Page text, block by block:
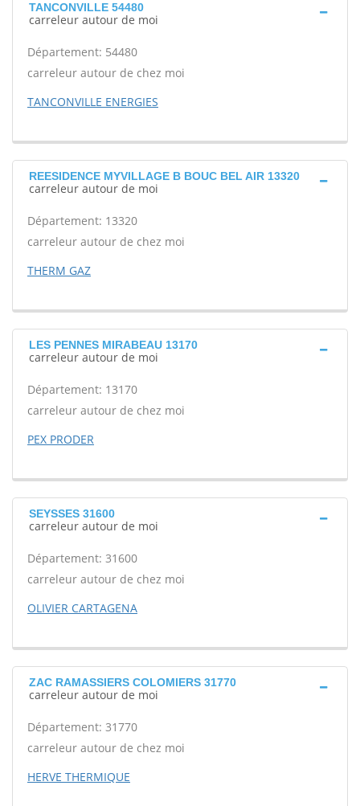
TANCONVILLE 54480
carreleur autour de moi
Département: 54480
carreleur autour de chez moi
TANCONVILLE ENERGIES
REESIDENCE MYVILLAGE B BOUC BEL AIR 13320
carreleur autour de moi
Département: 13320
carreleur autour de chez moi
THERM GAZ
LES PENNES MIRABEAU 13170
carreleur autour de moi
Département: 13170
carreleur autour de chez moi
PEX PRODER
SEYSSES 31600
carreleur autour de moi
Département: 31600
carreleur autour de chez moi
OLIVIER CARTAGENA
ZAC RAMASSIERS COLOMIERS 31770
carreleur autour de moi
Département: 31770
carreleur autour de chez moi
HERVE THERMIQUE